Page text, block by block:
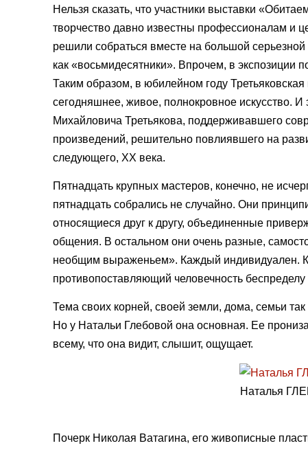
Нельзя сказать, что участники выставки
творчество давно известны профессионалам и
решили собраться вместе на большой
как «восьмидесятники». Впрочем, в экспозиции
Таким образом, в юбилейном году
сегодняшнее, живое, полнокровное искусство.
Михайловича Третьякова, поддерживавшего
произведений, решительно повлиявшего на
следующего, ХХ века.
Пятнадцать крупных мастеров, конечно, не
пятнадцать собрались не случайно. Они
относящиеся друг к другу, объединенные
общения. В остальном они очень разные,
необщим выраженьем». Каждый индивидуален.
противопоставляющий человечность беспределу
Тема своих корней, своей земли, дома, семьи
Но у Натальи Глебовой она основная. Ее
всему, что она видит, слышит, ощущает.
Наталья
Почерк Николая Ватагина, его живописные